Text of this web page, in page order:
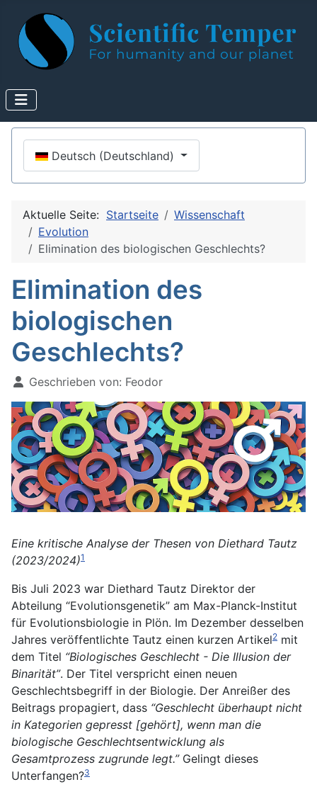
Deutsch (Deutschland)
Aktuelle Seite: Startseite
Wissenschaft
Evolution
Elimination des biologischen Geschlechts?
Elimination des
biologischen
Geschlechts?
Geschrieben von: Feodor
Eine kritische Analyse der Thesen von Diethard Tautz
(2023/2024)1
Bis Juli 2023 war Diethard Tautz Direktor der
Abteilung “Evolutionsgenetik” am Max-Planck-Institut
für Evolutionsbiologie in Plön. Im Dezember desselben
Jahres veröffentlichte Tautz einen kurzen Artikel2 mit
dem Titel “Biologisches Geschlecht - Die Illusion der
Binarität”. Der Titel verspricht einen neuen
Geschlechtsbegriff in der Biologie. Der Anreißer des
Beitrags propagiert, dass “Geschlecht überhaupt nicht
in Kategorien gepresst [gehört], wenn man die
biologische Geschlechtsentwicklung als
Gesamtprozess zugrunde legt.”Gelingt dieses
Unterfangen?3